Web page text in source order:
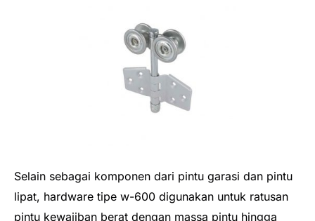
Selain sebagai komponen dari pintu garasi dan pintu
lipat, hardware tipe w-600 digunakan untuk ratusan
pintu kewajiban berat dengan massa pintu hingga